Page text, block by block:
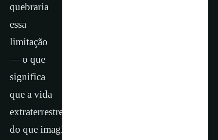
quebraria
essa
limitação
— o que
significa
que a vida
extraterrestre poderia ser muito mais estranha
do que imaginávamos e que poderia haver